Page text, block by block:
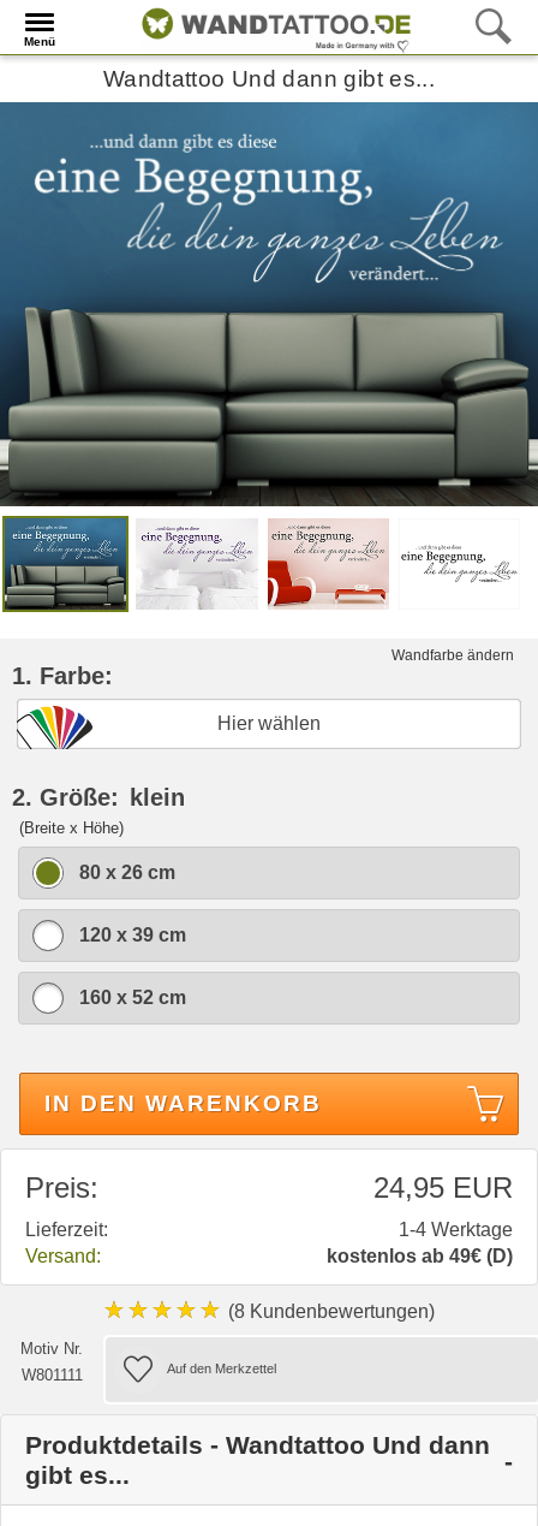
Menü
Wandtattoo Und dann gibt es...
Wandfarbe ändern
1. Farbe:
Hier wählen
2. Größe: klein
(Breite x Höhe)
80 x 26 cm
120 x 39 cm
160 x 52 cm
IN DEN WARENKORB
Preis: 24,95 EUR
Lieferzeit:
1-4 Werktage
Versand:
kostenlos ab 49€ (D)
★★★★★ (8 Kundenbewertungen)
Motiv Nr.
W801111
Produktdetails - Wandtattoo Und dann
gibt es...